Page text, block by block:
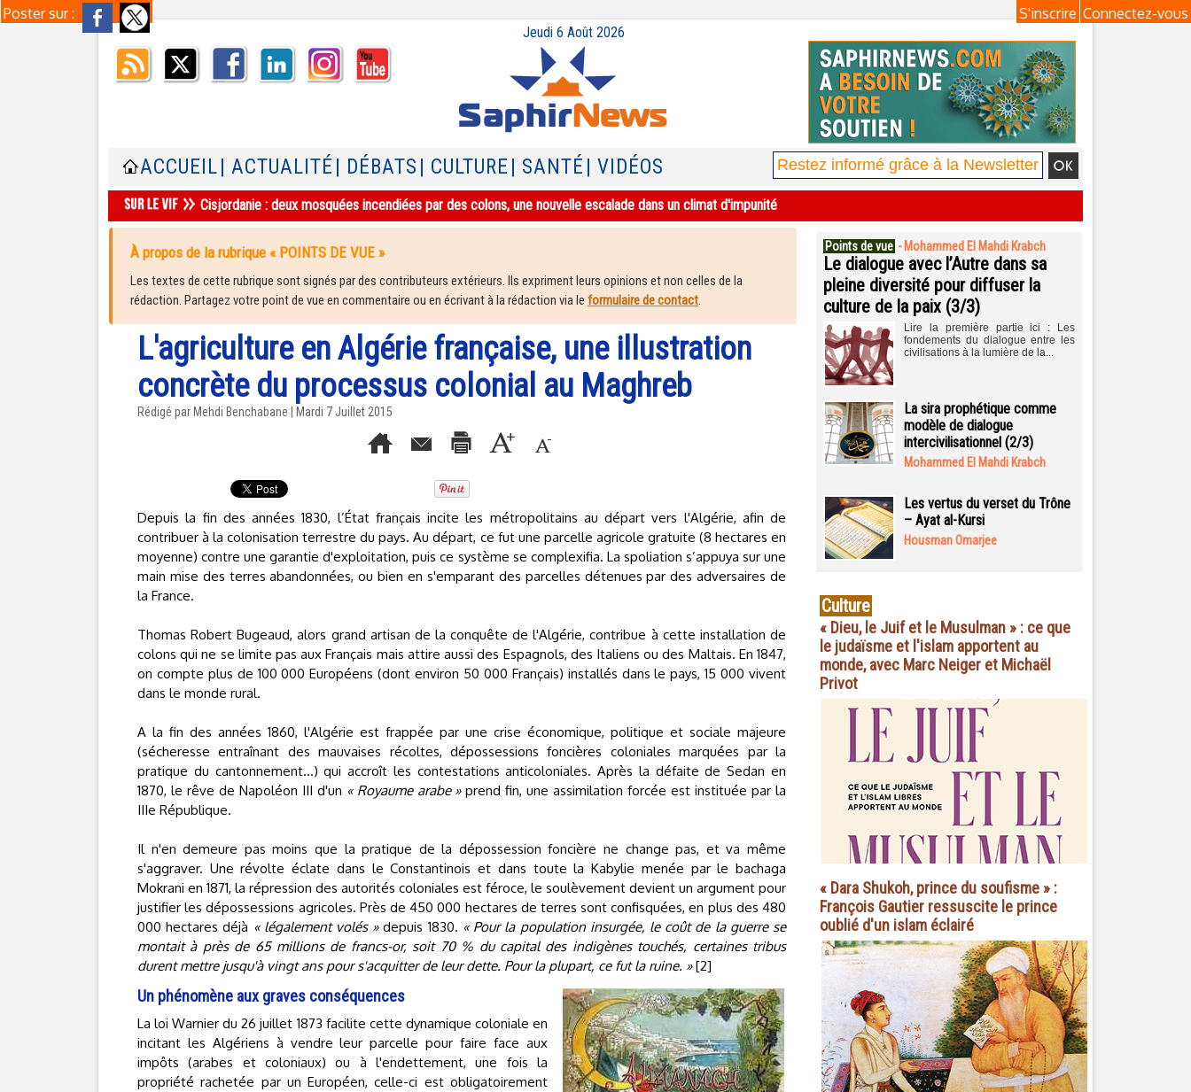
Poster sur : Connectez-vous
S'inscrire
Jeudi 6 Août 2026
ACCUEIL | ACTUALITÉ | DÉBATS | CULTURE | SANTÉ | VIDÉOS
Cisjordanie : deux mosquées incendiées par des colons, une nouvelle escalade dans un climat d'impunité
À propos de la rubrique « POINTS DE VUE »
Les textes de cette rubrique sont signés par des contributeurs extérieurs. Ils expriment leurs opinions et non celles de la
rédaction. Partagez votre point de vue en commentaire ou en écrivant à la rédaction via le formulaire de contact.
L'agriculture en Algérie française, une illustration
concrète du processus colonial au Maghreb
Rédigé par Mehdi Benchabane | Mardi 7 Juillet 2015
Depuis la fin des années 1830, l’État français incite les métropolitains au départ vers l'Algérie, afin de
contribuer à la colonisation terrestre du pays. Au départ, ce fut une parcelle agricole gratuite (8 hectares en
moyenne) contre une garantie d'exploitation, puis ce système se complexifia. La spoliation s’appuya sur une
main mise des terres abandonnées, ou bien en s'emparant des parcelles détenues par des adversaires de
la France.
Thomas Robert Bugeaud, alors grand artisan de la conquête de l'Algérie, contribue à cette installation de
colons qui ne se limite pas aux Français mais attire aussi des Espagnols, des Italiens ou des Maltais. En 1847,
on compte plus de 100 000 Européens (dont environ 50 000 Français) installés dans le pays, 15 000 vivent
dans le monde rural.
A la fin des années 1860, l'Algérie est frappée par une crise économique, politique et sociale majeure
(sécheresse entraînant des mauvaises récoltes, dépossessions foncières coloniales marquées par la
pratique du cantonnement...) qui accroît les contestations anticoloniales. Après la défaite de Sedan en
1870, le rêve de Napoléon III d'un « Royaume arabe »prend fin, une assimilation forcée est instituée par la
IIIe République.
Il n'en demeure pas moins que la pratique de la dépossession foncière ne change pas, et va même
s'aggraver. Une révolte éclate dans le Constantinois et dans toute la Kabylie menée par le bachaga
Mokrani en 1871, la répression des autorités coloniales est féroce, le soulèvement devient un argument pour
justifier les dépossessions agricoles. Près de 450 000 hectares de terres sont confisquées, en plus des 480
000 hectares déjà « légalement volés »depuis 1830. « Pour la population insurgée, le coût de la guerre se
montait à près de 65 millions de francs-or, soit 70 % du capital des indigènes touchés, certaines tribus
durent mettre jusqu'à vingt ans pour s'acquitter de leur dette. Pour la plupart, ce fut la ruine. »[2]
Un phénomène aux graves conséquences
La loi Warnier du 26 juillet 1873 facilite cette dynamique coloniale en
incitant les Algériens à vendre leur parcelle pour faire face aux
impôts (arabes et coloniaux) ou à l'endettement, une fois la
propriété rachetée par un Européen, celle-ci est obligatoirement
Points de vue - Mohammed El Mahdi Krabch
Le dialogue avec l’Autre dans sa
pleine diversité pour diffuser la
culture de la paix (3/3)
Lire la première partie ici : Les
fondements du dialogue entre les
civilisations à la lumière de la...
La sira prophétique comme
modèle de dialogue
intercivilisationnel (2/3)
Mohammed El Mahdi Krabch
Les vertus du verset du Trône
– Ayat al-Kursi
Housman Omarjee
Culture
« Dieu, le Juif et le Musulman » : ce que
le judaïsme et l'islam apportent au
monde, avec Marc Neiger et Michaël
Privot
« Dara Shukoh, prince du soufisme » :
François Gautier ressuscite le prince
oublié d'un islam éclairé